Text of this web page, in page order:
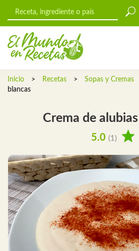
Inicio > Recetas > Sopas y Cremas
blancas
Crema de
5.0 (1)